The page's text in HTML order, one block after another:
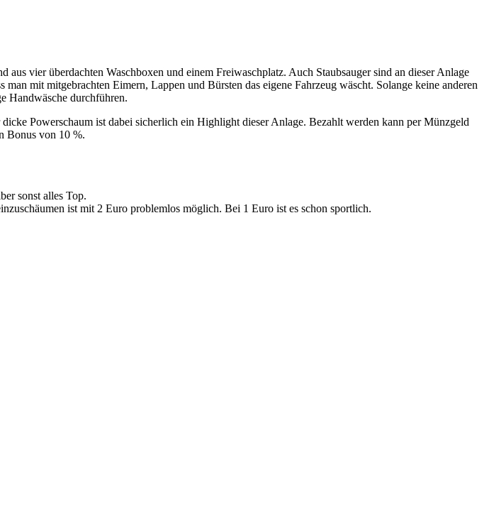
aus vier überdachten Waschboxen und einem Freiwaschplatz. Auch Staubsauger sind an dieser Anlage
mit mitgebrachten Eimern, Lappen und Bürsten das eigene Fahrzeug wäscht. Solange keine anderen
Handwäsche durchführen.
Powerschaum ist dabei sicherlich ein Highlight dieser Anlage. Bezahlt werden kann per Münzgeld
Bonus von 10 %.
sonst alles Top.
ist mit 2 Euro problemlos möglich. Bei 1 Euro ist es schon sportlich.